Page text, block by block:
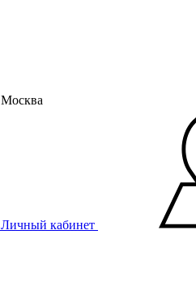
Москва
Личный кабинет